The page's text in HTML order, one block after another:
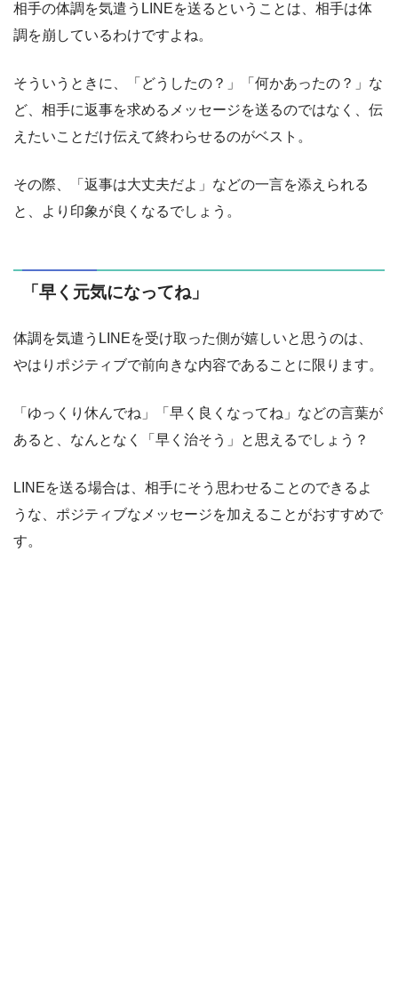
相手の体調を気遣うLINEを送るということは、相手は体
調を崩しているわけですよね。
そういうときに、「どうしたの？」「何かあったの？」な
ど、相手に返事を求めるメッセージを送るのではなく、伝
えたいことだけ伝えて終わらせるのがベスト。
その際、「返事は大丈夫だよ」などの一言を添えられる
と、より印象が良くなるでしょう。
「早く元気になってね」
体調を気遣うLINEを受け取った側が嬉しいと思うのは、
やはりポジティブで前向きな内容であることに限ります。
「ゆっくり休んでね」「早く良くなってね」などの言葉が
あると、なんとなく「早く治そう」と思えるでしょう？
LINEを送る場合は、相手にそう思わせることのできるよ
うな、ポジティブなメッセージを加えることがおすすめで
す。